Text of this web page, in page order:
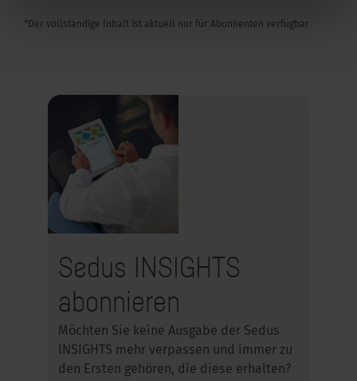
*Der vollständige Inhalt ist aktuell nur für Abonnenten verfügbar
Sedus INSIGHTS
abonnieren
Möchten Sie keine Ausgabe der Sedus
INSIGHTS mehr verpassen und immer zu
den Ersten gehören, die diese erhalten?